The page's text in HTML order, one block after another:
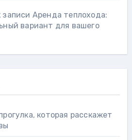
записи Аренда теплохода:
вариант для вашего
которая расскажет